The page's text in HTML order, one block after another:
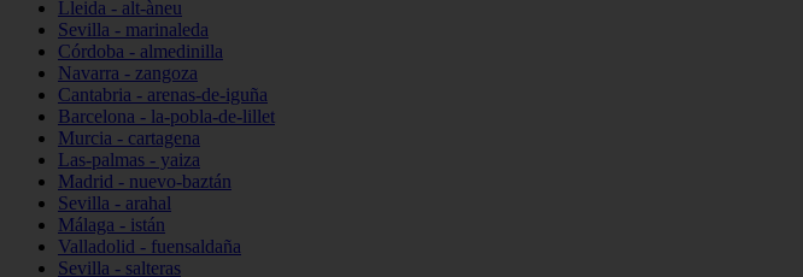
Lleida - alt-àneu
Sevilla - marinaleda
Córdoba - almedinilla
Navarra - zangoza
Cantabria - arenas-de-iguña
Barcelona - la-pobla-de-lillet
Murcia - cartagena
Las-palmas - yaiza
Madrid - nuevo-baztán
Sevilla - arahal
Málaga - istán
Valladolid - fuensaldaña
Sevilla - salteras